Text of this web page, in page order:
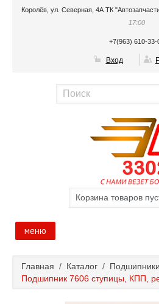
Королёв, ул. Северная, 4А ТК
17:00
+7(963) 610-33-
Вход
Корзина товаров
меню
Каталог
Главная / Каталог / Подшипники
Подшипник 7606 ступицы, КПП,